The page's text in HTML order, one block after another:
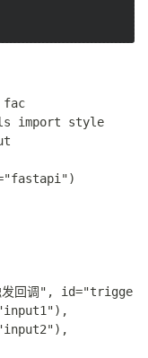
fac
import style
回调",